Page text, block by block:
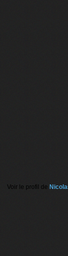
Voir le profil de